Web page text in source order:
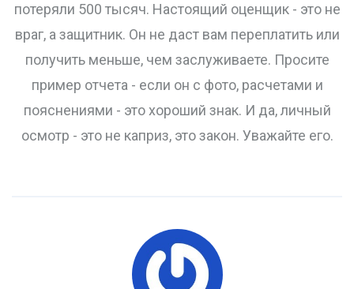
потеряли 500 тысяч. Настоящий оценщик - это не
враг, а защитник. Он не даст вам переплатить или
получить меньше, чем заслуживаете. Просите
пример отчета - если он с фото, расчетами и
пояснениями - это хороший знак. И да, личный
осмотр - это не каприз, это закон. Уважайте его.